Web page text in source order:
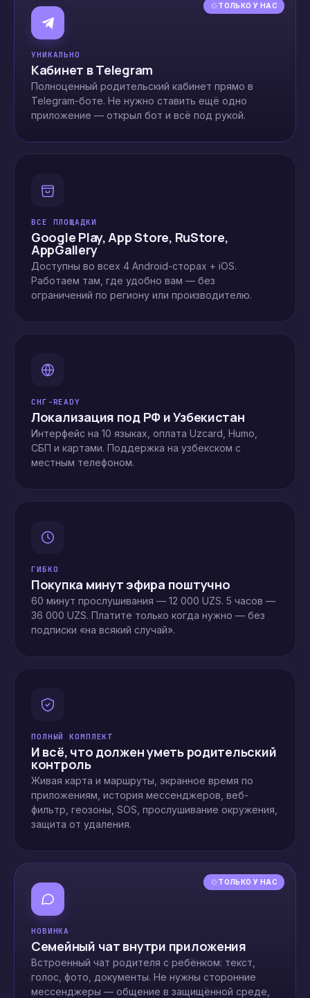
УНИКАЛЬНО
Кабинет в Telegram
Полноценный родительский кабинет прямо в
Telegram-боте. Не нужно ставить ещё одно
приложение — открыл бот и всё под рукой.
ТОЛЬКО У НАС
ВСЕ ПЛОЩАДКИ
Google Play, App Store, RuStore,
AppGallery
Доступны во всех 4 Android-сторах + iOS.
Работаем там, где удобно вам — без
ограничений по региону или производителю.
СНГ-READY
Локализация под РФ и Узбекистан
Интерфейс на 10 языках, оплата Uzcard, Humo,
СБП и картами. Поддержка на узбекском с
местным телефоном.
ГИБКО
Покупка минут эфира поштучно
60 минут прослушивания — 12 000 UZS. 5 часов —
36 000 UZS. Платите только когда нужно — без
подписки «на всякий случай».
ПОЛНЫЙ КОМПЛЕКТ
И всё, что должен уметь родительский
контроль
Живая карта и маршруты, экранное время по
приложениям, история мессенджеров, веб-
фильтр, геозоны, SOS, прослушивание окружения,
защита от удаления.
НОВИНКА
Семейный чат внутри приложения
Встроенный чат родителя с ребёнком: текст,
голос, фото, документы. Не нужны сторонние
мессенджеры — общение в защищённой среде,
ТОЛЬКО У НАС